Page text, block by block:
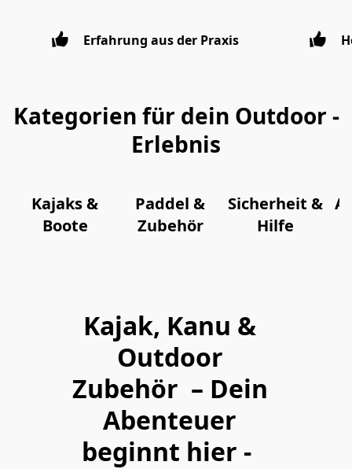
Erfahrung aus der Praxis
Kategorien für dein Outdoor -
Erlebnis
Kajaks &
Boote
Paddel &
Zubehör
Sicherheit &
Hilfe
Kajak, Kanu &
Outdoor
Zubehör – Dein
Abenteuer
beginnt hier -